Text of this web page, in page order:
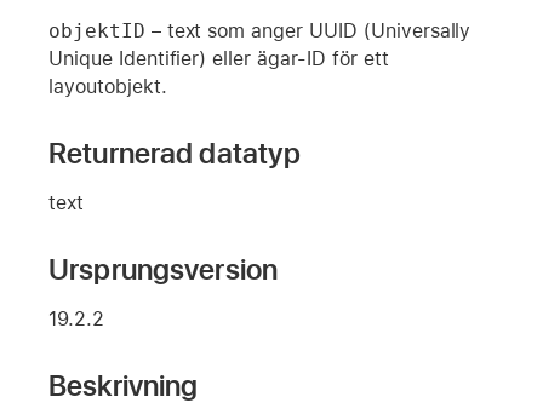
objektID – text som anger UUID (Universally
Unique Identifier) eller ägar-ID för ett
layoutobjekt.
Returnerad datatyp
text
Ursprungsversion
19.2.2
Beskrivning